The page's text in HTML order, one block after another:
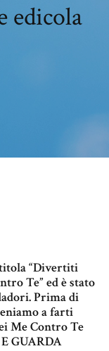
edicola
“Divertiti
Te” ed è stato
Prima di
a farti
Me Contro Te
GUARDA